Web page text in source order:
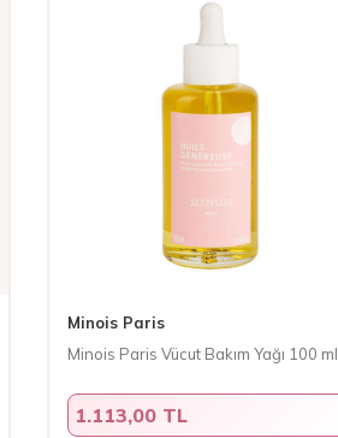
Minois Paris
Minois Paris Vücut Bakım Yağı 100 ml
1.113,00 TL